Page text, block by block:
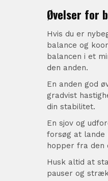
Øvelser for
Hvis du er
balance og
balancen i et
den anden.
En anden god
gradvist
din stabilitet.
En sjov og
forsøg at lande
hopper fra den
Husk altid at
pauser og